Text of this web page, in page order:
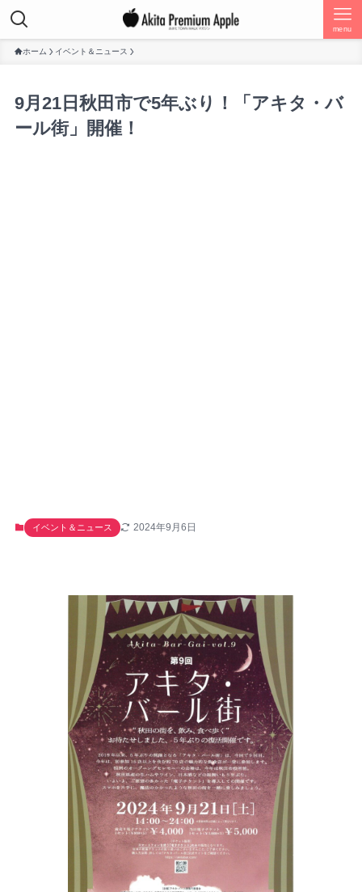
menu
ホーム イベント＆ニュース
9月21日秋田市で5年ぶり！「アキタ・バ
ール街」開催！
イベント＆ニュース 2024年9月6日